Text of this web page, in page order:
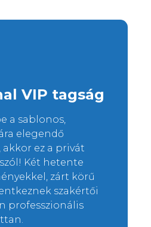
VIP tagság
a sablonos,
elegendő
ez a privát
Két hetente
zárt körű
szakértői
professzionális